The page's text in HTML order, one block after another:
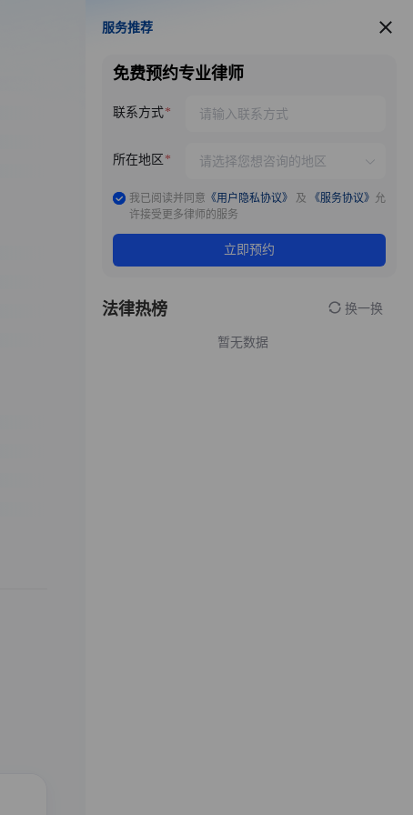
服务推荐
服务推荐
免费预约专业律师
联系方式
所在地区
我已阅读并同意 《用户隐私协议》 及 《服务协议》 允
许接受更多律师的服务
立即预约
法律热榜 换一换
暂无数据